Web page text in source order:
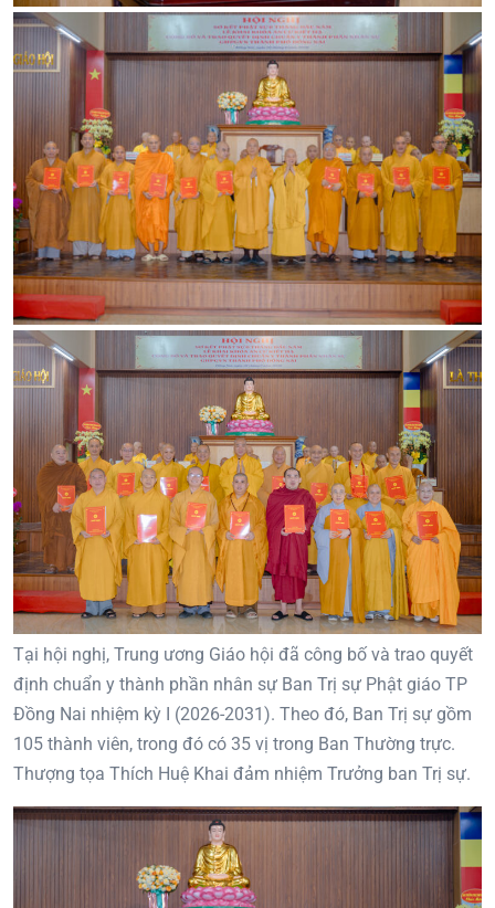
Tại hội nghị, Trung ương Giáo hội đã công bố và trao quyết
định chuẩn y thành phần nhân sự Ban Trị sự Phật giáo TP
Đồng Nai nhiệm kỳ I (2026-2031). Theo đó, Ban Trị sự gồm
105 thành viên, trong đó có 35 vị trong Ban Thường trực.
Thượng tọa Thích Huệ Khai đảm nhiệm Trưởng ban Trị sự.